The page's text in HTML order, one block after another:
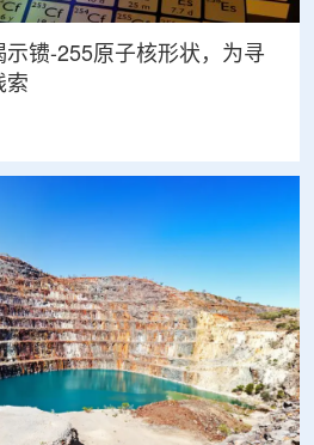
镄-255原子核形状，为寻
索